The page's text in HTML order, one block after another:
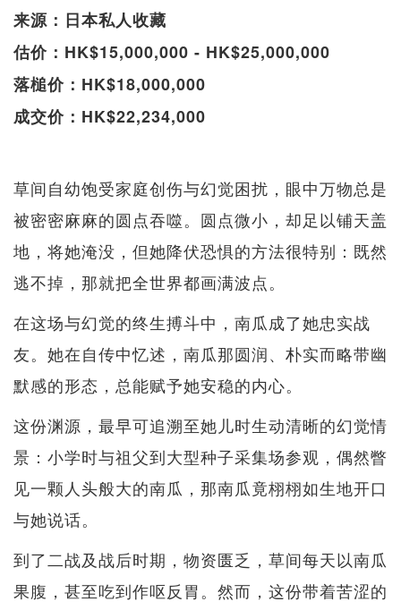
来源：日本私人收藏
估价：HK$15,000,000 - HK$25,000,000
落槌价：HK$18,000,000
成交价：HK$22,234,000
草间自幼饱受家庭创伤与幻觉困扰，眼中万物总是
被密密麻麻的圆点吞噬。圆点微小，却足以铺天盖
地，将她淹没，但她降伏恐惧的方法很特别：既然
逃不掉，那就把全世界都画满波点。
在这场与幻觉的终生搏斗中，南瓜成了她忠实战
友。她在自传中忆述，南瓜那圆润、朴实而略带幽
默感的形态，总能赋予她安稳的内心。
这份渊源，最早可追溯至她儿时生动清晰的幻觉情
景：小学时与祖父到大型种子采集场参观，偶然瞥
见一颗人头般大的南瓜，那南瓜竟栩栩如生地开口
与她说话。
到了二战及战后时期，物资匮乏，草间每天以南瓜
果腹，甚至吃到作呕反胃。然而，这份带着苦涩的